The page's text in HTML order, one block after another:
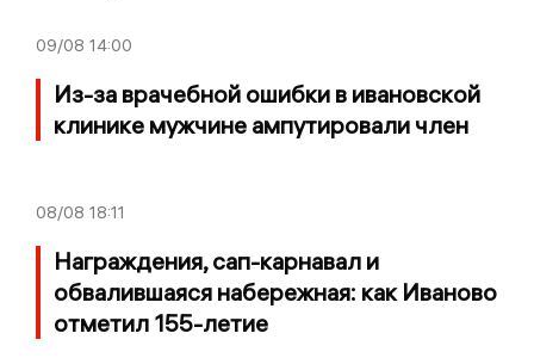
09/08 14:00
Из-за врачебной ошибки в ивановской
клинике мужчине ампутировали член
08/08 18:11
Награждения, сап-карнавал и
обвалившаяся набережная: как Иваново
отметил 155-летие